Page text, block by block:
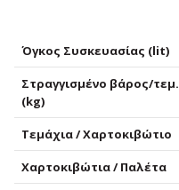
Όγκος Συσκευασίας (lit)
Στραγγισμένο βάρος/τεμ.
(kg)
Τεμάχια / Χαρτοκιβώτιο
Χαρτοκιβώτια / Παλέτα